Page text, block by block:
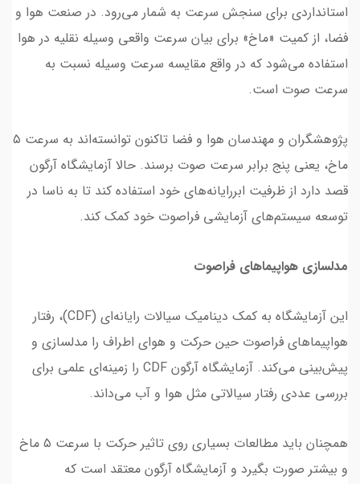
استانداردی برای سنجش سرعت به شمار می‌رود. در صنعت هوا و
فضا، از کمیت «ماخ» برای بیان سرعت واقعی وسیله نقلیه در هوا
استفاده می‌شود که در واقع مقایسه سرعت وسیله نسبت به
سرعت صوت است.
پژوهشگران و مهندسان هوا و فضا تاکنون توانسته‌اند به سرعت ۵
ماخ، یعنی پنج برابر سرعت صوت برسند. حالا آزمایشگاه آرگون
قصد دارد از ظرفیت ابررایانه‌های خود استفاده کند تا به ناسا در
توسعه سیستم‌های آزمایشی فراصوت خود کمک کند.
مدلسازی هواپیماهای فراصوت
این آزمایشگاه به کمک دینامیک سیالات رایانه‌ای (CDF)، رفتار
هواپیماهای فراصوت حین حرکت و هوای اطراف را مدلسازی و
پیش‌بینی می‌کند. آزمایشگاه آرگون CDF را زمینه‌ای علمی برای
بررسی عددی رفتار سیالاتی مثل هوا و آب می‌داند.
همچنان باید مطالعات بسیاری روی تاثیر حرکت با سرعت ۵ ماخ
و بیشتر صورت بگیرد و آزمایشگاه آرگون معتقد است که